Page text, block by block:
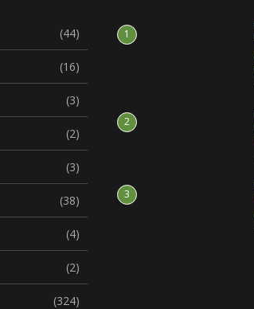
(44)
(16)
(3)
(2)
(3)
(38)
(4)
(2)
(324)
1
2
3